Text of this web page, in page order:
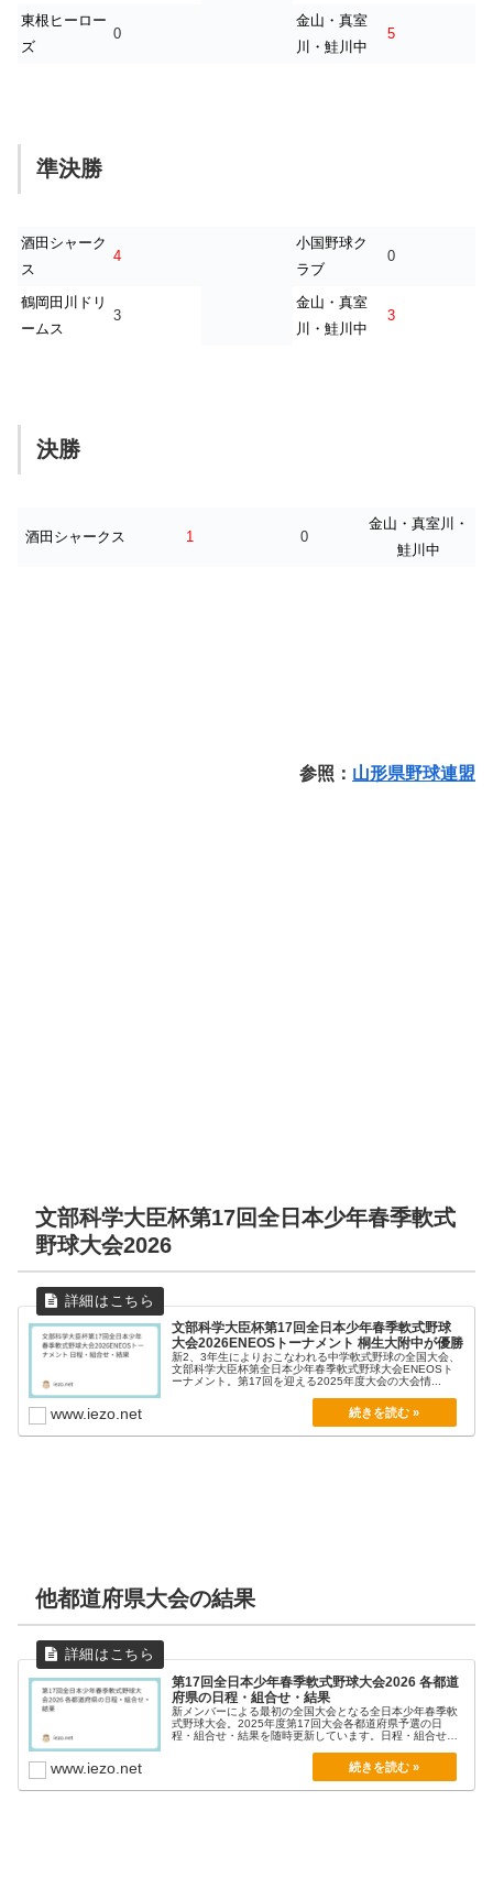
東根ヒ ーロー
ズ
0
金山・真室
川・鮭川中
5
準決勝
酒田シャーク
ス
4
小国野球ク
ラブ
0
鶴岡田 川ドリ
ームス
3
金山・真室
川・鮭川中
3
決勝
酒田シャークス 1 0
金山・真室川・
鮭川中
参照： 山形県野球連盟
文部科学大臣杯第17回全日本少年春季軟式
野球大会2026
文部科学大臣杯第17回全日本少年春季軟式野球
大会2026ENEOSトーナメント 桐生大附中が優勝
新2、3年生によりおこなわれる中学軟式野球の全国大会、
文部科学大臣杯第全日本少年春季軟式野球大会ENEOSト
ーナメント。第17回を迎える2025年度大会の大会情...
www.iezo.net
他都道府県大会の結果
第17回全日本少年春季軟式野球大会2026 各都道
府県の日程・組合せ・結果
新メンバーによる最初の全国大会となる全日本少年春季軟
式野球大会。2025年度第17回大会各都道府県予選の日
程・組合せ・結果を随時更新しています。日程・組合せ・
www.iezo.net